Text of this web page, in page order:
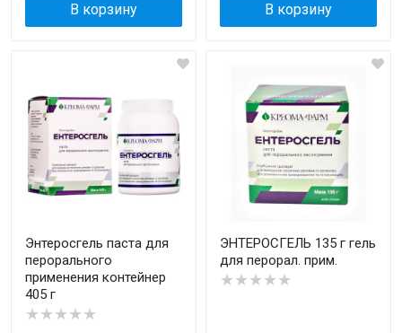
В корзину В корзину
Энтеросгель паста для
перорального
применения контейнер
405 г
★★★★★
ЭНТЕРОСГЕЛЬ 135 г гель
для перорал. прим.
★★★★★